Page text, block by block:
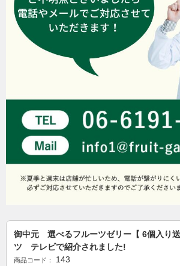
御中元 選べるフルーツゼリー【 6個入り
ツ テレビで紹介されました!
商品コード： 143